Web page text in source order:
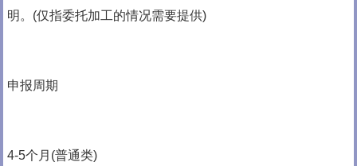
明。(仅指委托加工的情况需要提供)
申报周期
4-5个月(普通类)